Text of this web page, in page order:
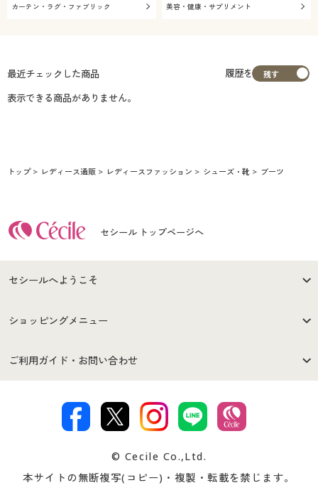
カーテン・ラグ・ファブリック 美容・健康・サプリメント
最近チェックした商品
履歴を
表示できる商品がありません。
トップ レディース通販 レディースファッション シューズ・靴 ブーツ
セシール トップページへ
セシールへようこそ
はじめての方へ
セシールご利用規約
著作権・商標について 会社案内
ショッピングメニュー
商品カテゴリ
プレゼント＆キャンペーン サイトマップ
ご利用ガイド・お問い合わせ
交換・返品は お支払は
ついて
忘れの場合
© Cecile Co.,Ltd.
本サイトの無断複写(コピー)・複製・転載を禁じます。